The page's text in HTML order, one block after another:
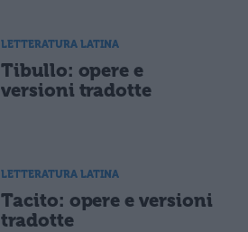
LETTERATURA LATINA
Tibullo: opere e
versioni tradotte
LETTERATURA LATINA
Tacito: opere e versioni
tradotte